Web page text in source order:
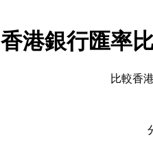
香港銀行匯率
比較香